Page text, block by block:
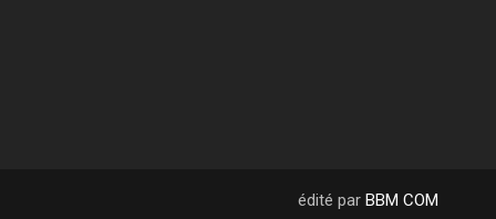
édité par BBM COM